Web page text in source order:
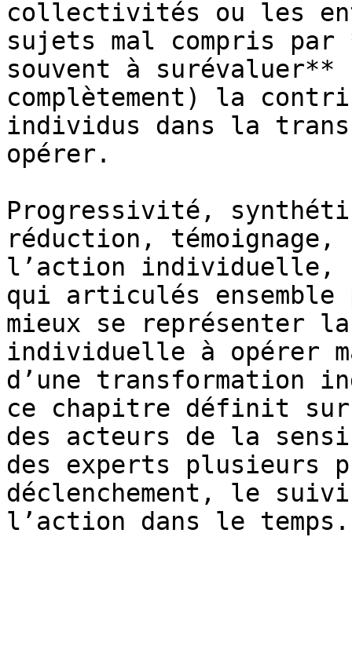
collectivités ou les
sujets mal compris
souvent à
complètement) la
individus dans la
opérer.
Progressivité,
réduction,
l’action individuelle,
qui articulés ensemble
mieux se représenter
individuelle à opérer
d’une transformation
ce chapitre définit sur
des acteurs de la
des experts
déclenchement, le